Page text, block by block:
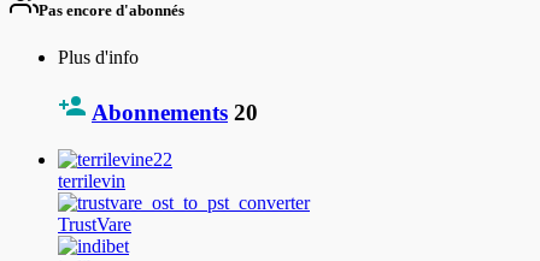
Pas encore d'abonnés
Plus d'info
Abonnements 20
terrilevin
TrustVare